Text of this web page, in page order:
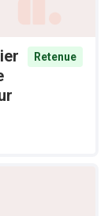
Retenue